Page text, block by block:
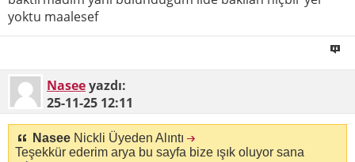
yoktu maalesef
Naseeyazdı:
25-11-25 12:11
Nasee Nickli Üyeden Alıntı
Teşekkür ederim arya bu sayfa bize ışık oluyor sana